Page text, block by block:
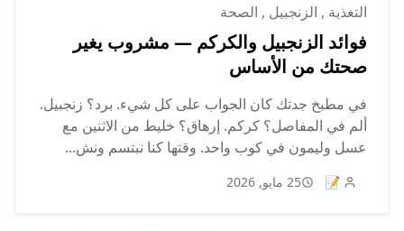
التغذية , الزنجبيل , الصحة
فوائد الزنجبيل والكركم — مشروب يغير
صحتك من الأساس
في مطبخ جدتك كان الجواب على كل شيء. برد؟ زنجبيل.
ألم في المفاصل؟ كركم. إرهاق؟ خليط من الاثنين مع
عسل وليمون في كوب واحد. وقتها كنا نبتسم ونش...
📝 25 مايو, 2026